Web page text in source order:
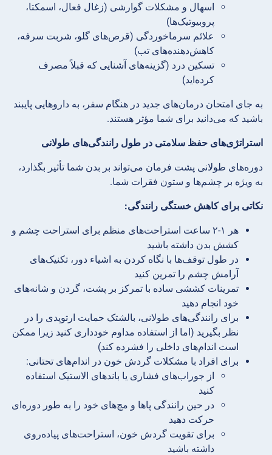
اسهال و مشکلات گوارشی (زغال فعال، اسمکتا،
پروبیوتیک‌ها)
علائم سرماخوردگی (قرص‌های گلو، شربت سرفه،
کاهش‌دهنده‌های تب)
تسکین درد (گزینه‌های آشنایی که قبلاً مصرف
کرده‌اید)
به جای امتحان درمان‌های جدید در هنگام سفر، به داروهایی پایبند
باشید که می‌دانید برای شما مؤثر هستند.
استراتژی‌های حفظ سلامتی در طول رانندگی‌های طولانی
دوره‌های طولانی پشت فرمان می‌تواند بر بدن شما تأثیر بگذارد،
به ویژه بر چشم‌ها و ستون فقرات شما.
نکاتی برای کاهش خستگی رانندگی:
هر ۱-۲ ساعت استراحت‌های منظم برای استراحت چشم و
کشش بدن داشته باشید
در طول توقف‌ها با نگاه کردن به اشیاء دور، تکنیک‌های
آرامش چشم را تمرین کنید
تمرینات کششی ساده با تمرکز بر پشت، گردن و شانه‌های
خود انجام دهید
برای رانندگی‌های طولانی، بالشتک حمایت ارتوپدی را در
نظر بگیرید (اما از استفاده مداوم خودداری کنید زیرا ممکن
است اندام‌های داخلی را فشرده کند)
برای افراد با مشکلات گردش خون در اندام‌های تحتانی:
از جوراب‌های فشاری یا باندهای الاستیک استفاده
کنید
در حین رانندگی پاها و مچ‌های خود را به طور دوره‌ای
حرکت دهید
برای تقویت گردش خون، استراحت‌های پیاده‌روی
داشته باشید